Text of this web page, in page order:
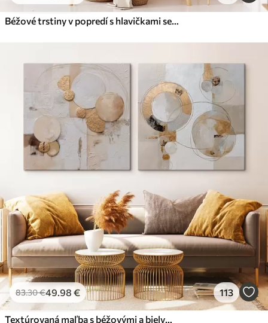
Béžové trstiny v popredí s hlavičkami semien, mäkké a jemné , rozmazané pozadie a svetlá obloha
83.30€49.98 € 113
Textúrovaná maľba s béžovými a bielymi tvarmi